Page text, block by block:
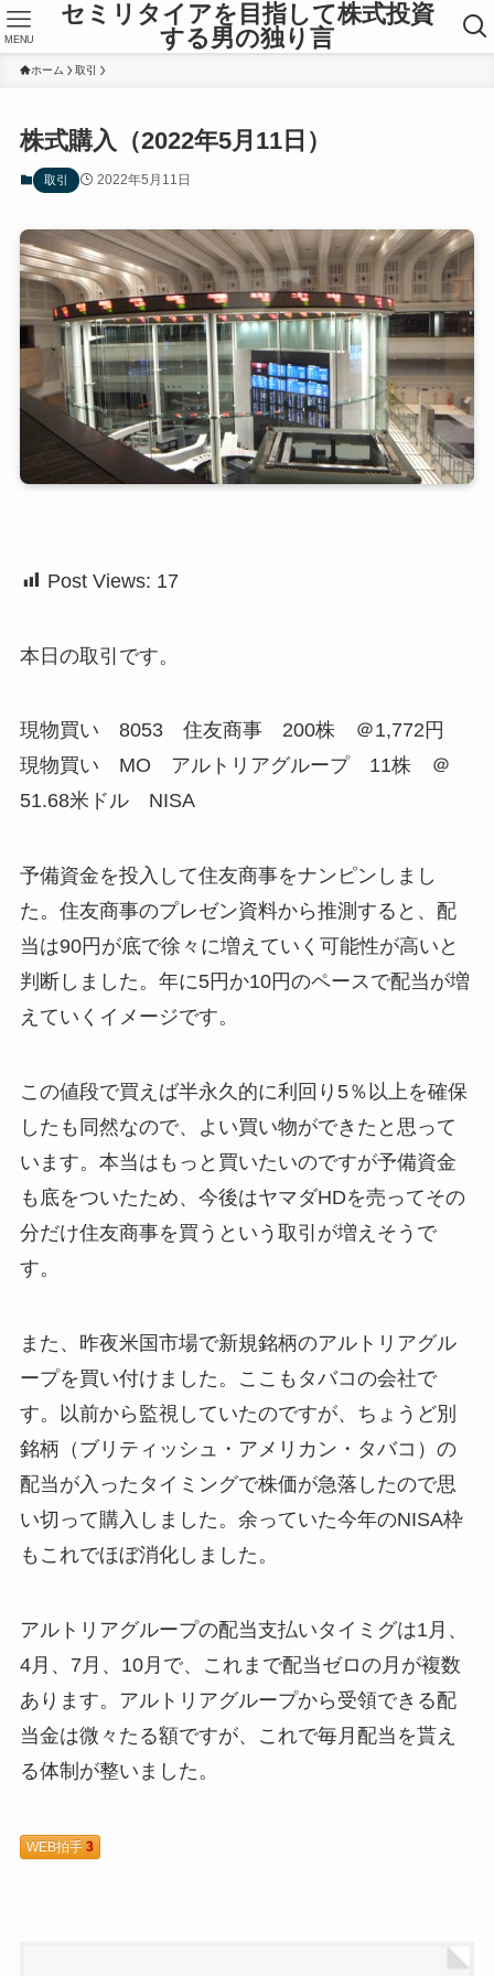
セミリタイアを目指して株式投資
する男の独り言
MENU
ホーム 取引
株式購入（2022年5月11日）
取引 2022年5月11日
Post Views: 17
本日の取引です。
現物買い 8053 住友商事 200株 ＠1,772円
現物買い MO アルトリアグループ 11株 ＠
51.68米ドル NISA
予備資金を投入して住友商事をナンピンしまし
た。住友商事のプレゼン資料から推測すると、配
当は90円が底で徐々に増えていく可能性が高いと
判断しました。年に5円か10円のペースで配当が増
えていくイメージです。
この値段で買えば半永久的に利回り5％以上を確保
したも同然なので、よい買い物ができたと思って
います。本当はもっと買いたいのですが予備資金
も底をついたため、今後はヤマダHDを売ってその
分だけ住友商事を買うという取引が増えそうで
す。
また、昨夜米国市場で新規銘柄のアルトリアグル
ープを買い付けました。ここもタバコの会社で
す。以前から監視していたのですが、ちょうど別
銘柄（ブリティッシュ・アメリカン・タバコ）の
配当が入ったタイミングで株価が急落したので思
い切って購入しました。余っていた今年のNISA枠
もこれでほぼ消化しました。
アルトリアグループの配当支払いタイミグは1月、
4月、7月、10月で、これまで配当ゼロの月が複数
あります。アルトリアグループから受領できる配
当金は微々たる額ですが、これで毎月配当を貰え
る体制が整いました。
WEB拍手3